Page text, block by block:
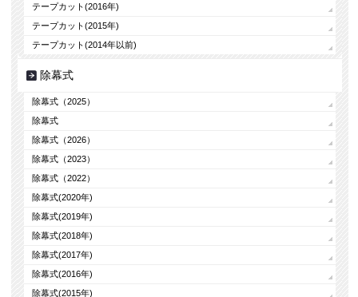
テープカット(2016年)
テープカット(2015年)
テープカット(2014年以前)
除幕式
除幕式（2025）
除幕式
除幕式（2026）
除幕式（2023）
除幕式（2022）
除幕式(2020年)
除幕式(2019年)
除幕式(2018年)
除幕式(2017年)
除幕式(2016年)
除幕式(2015年)